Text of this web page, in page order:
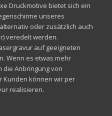
Druckmotive bietet sich ein
unseres
oder zusätzlich auch
veredelt werden.
auf geeigneten
Wenn es etwas mehr
die Anbringung von
Kunden können wir per
realisieren.